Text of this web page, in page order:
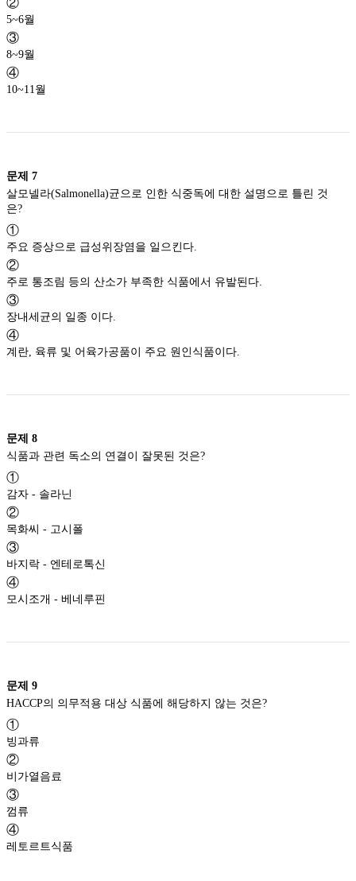
5~6월
③
8~9월
④
10~11월
문제 7
살모넬라(Salmonella)균으로 인한 식중독에 대한 설명으로 틀린 것
은?
①
주요 증상으로 급성위장염을 일으킨다.
②
주로 통조림 등의 산소가 부족한 식품에서 유발된다.
③
장내세균의 일종 이다.
④
계란, 육류 및 어육가공품이 주요 원인식품이다.
문제 8
식품과 관련 독소의 연결이 잘못된 것은?
①
감자 - 솔라닌
②
목화씨 - 고시폴
③
바지락 - 엔테로톡신
④
모시조개 - 베네루핀
문제 9
HACCP의 의무적용 대상 식품에 해당하지 않는 것은?
①
빙과류
②
비가열음료
③
껌류
④
레토르트식품